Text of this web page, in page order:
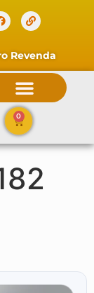
Revenda
0